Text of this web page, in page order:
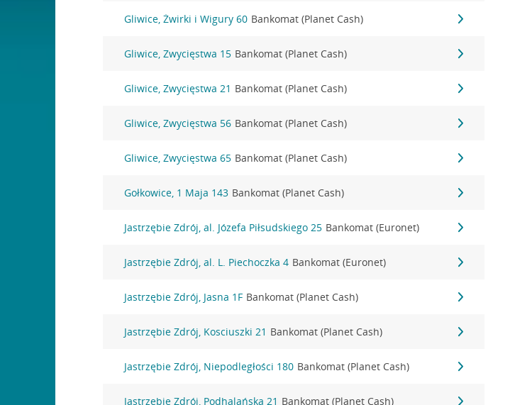
Gliwice, Żwirki i Wigury 60 Bankomat (Planet Cash)
Gliwice, Zwycięstwa 15 Bankomat (Planet Cash)
Gliwice, Zwycięstwa 21 Bankomat (Planet Cash)
Gliwice, Zwycięstwa 56 Bankomat (Planet Cash)
Gliwice, Zwycięstwa 65 Bankomat (Planet Cash)
Gołkowice, 1 Maja 143 Bankomat (Planet Cash)
Jastrzębie Zdrój, al. Józefa Piłsudskiego 25 Bankomat (Euronet)
Jastrzębie Zdrój, al. L. Piechoczka 4 Bankomat (Euronet)
Jastrzębie Zdrój, Jasna 1F Bankomat (Planet Cash)
Jastrzębie Zdrój, Kosciuszki 21 Bankomat (Planet Cash)
Jastrzębie Zdrój, Niepodległości 180 Bankomat (Planet Cash)
Jastrzębie Zdrój, Podhalańska 21 Bankomat (Planet Cash)